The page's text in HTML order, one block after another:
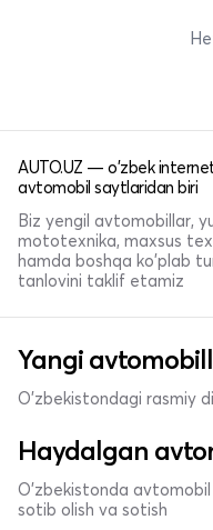
AUTO.UZ — o'zbek
avtomobil saytlaridan biri
Biz yengil avtomobillar,
mototexnika, maxsus
hamda boshqa ko'plab
tanlovini taklif etamiz
Yangi
O'zbekistondagi rasmiy
Haydalgan
O'zbekistonda avtomobil
sotib olish va sotish